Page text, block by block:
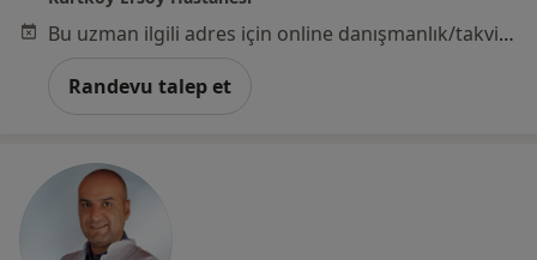
Bu uzman ilgili adres için online danışmanlık/takvim sunmuyor.
Randevu talep et